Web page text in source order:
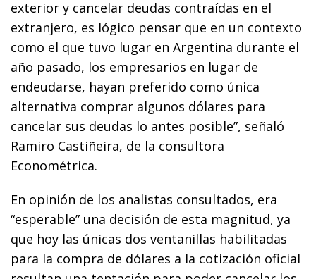
exterior y cancelar deudas contraídas en el
extranjero, es lógico pensar que en un contexto
como el que tuvo lugar en Argentina durante el
año pasado, los empresarios en lugar de
endeudarse, hayan preferido como única
alternativa comprar algunos dólares para
cancelar sus deudas lo antes posible”, señaló
Ramiro Castiñeira, de la consultora
Econométrica.
En opinión de los analistas consultados, era
“esperable” una decisión de esta magnitud, ya
que hoy las únicas dos ventanillas habilitadas
para la compra de dólares a la cotización oficial